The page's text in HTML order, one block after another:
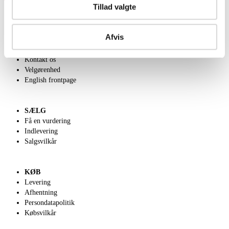
Tillad valgte
Afvis
Om Lauritz.com
Kontakt os
Velgørenhed
English frontpage
SÆLG
Få en vurdering
Indlevering
Salgsvilkår
KØB
Levering
Afhentning
Persondatapolitik
Købsvilkår